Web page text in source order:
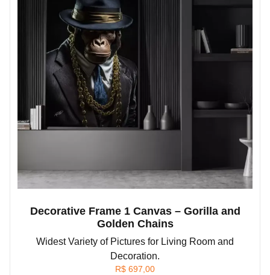
Decorative Frame 1 Canvas – Gorilla and
Golden Chains
Widest Variety of Pictures for Living Room and
Decoration.
R$ 697,00